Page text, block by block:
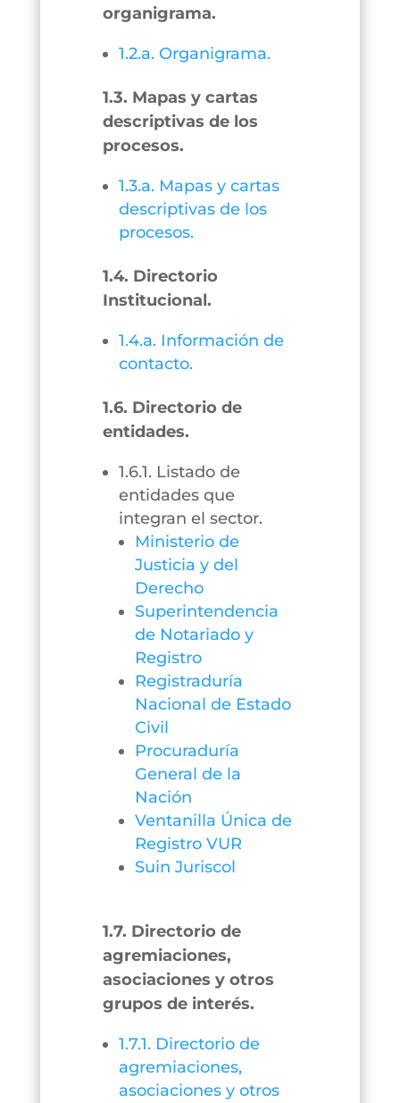
organigrama.
1.2.a. Organigrama.
1.3. Mapas y cartas
descriptivas de los
procesos.
1.3.a. Mapas y cartas
descriptivas de los
procesos.
1.4. Directorio
Institucional.
1.4.a. Información de
contacto.
1.6. Directorio de
entidades.
1.6.1. Listado de
entidades que
integran el sector.
Ministerio de
Justicia y del
Derecho
Superintendencia
de Notariado y
Registro
Registraduría
Nacional de Estado
Civil
Procuraduría
General de la
Nación
Ventanilla Única de
Registro VUR
Suin Juriscol
1.7. Directorio de
agremiaciones,
asociaciones y otros
grupos de interés.
1.7.1. Directorio de
agremiaciones,
asociaciones y otros